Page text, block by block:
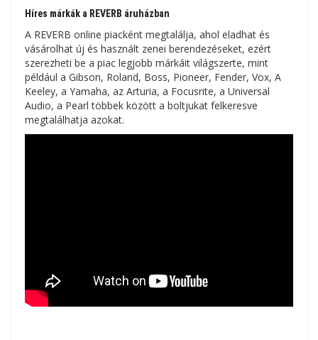
Híres márkák a REVERB áruházban
A REVERB online piacként megtalálja, ahol eladhat és
vásárolhat új és használt zenei berendezéseket, ezért
szerezheti be a piac legjobb márkáit világszerte, mint
például a Gibson, Roland, Boss, Pioneer, Fender, Vox, A
Keeley, a Yamaha, az Arturia, a Focusrite, a Universal
Audio, a Pearl többek között a boltjukat felkeresve
megtalálhatja azokat.